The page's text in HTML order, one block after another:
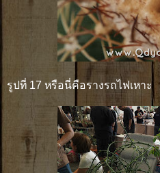
รูปที่ 17 หรือนี่คือรางรถไฟเหาะ